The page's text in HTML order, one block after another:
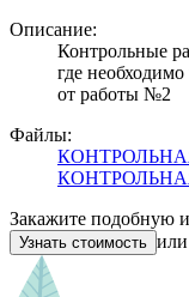
Описание:
Контрольные
где
от работы №2
Файлы:
Закажите подобную
Узнать стоимость или